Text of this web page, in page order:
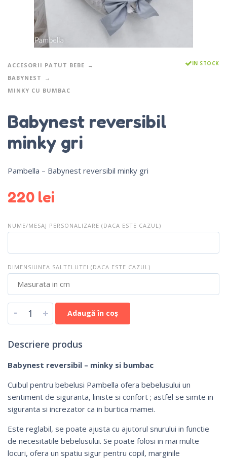
ACCESORII PATUT BEBE
BABYNEST
MINKY CU BUMBAC
IN STOCK
Babynest reversibil
minky gri
Pambella – Babynest reversibil minky gri
220 lei
NUME/MESAJ PERSONALIZARE (DACA ESTE CAZUL)
DIMENSIUNEA SALTELUTEI (DACA ESTE CAZUL)
- + Adaugă în coș
Descriere produs
Babynest reversibil – minky si bumbac
Cuibul pentru bebelusi Pambella ofera bebelusului un
sentiment de siguranta, liniste si confort ; astfel se simte in
siguranta si increzator ca in burtica mamei.
Este reglabil, se poate ajusta cu ajutorul snurului in functie
de necesitatile bebelusului. Se poate folosi in mai multe
locuri, ofera un spatiu sigur pentru copil, marginile